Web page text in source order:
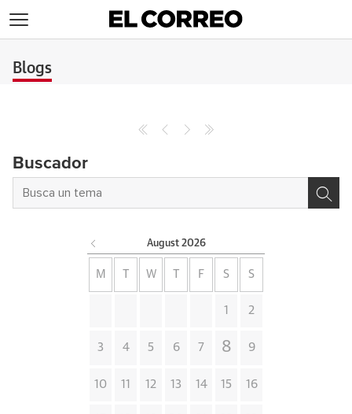
Blogs
Buscador
August 2026
M W F S S
1 2
3 4 5 6 7 8 9
10 11 12 13 14 15 16